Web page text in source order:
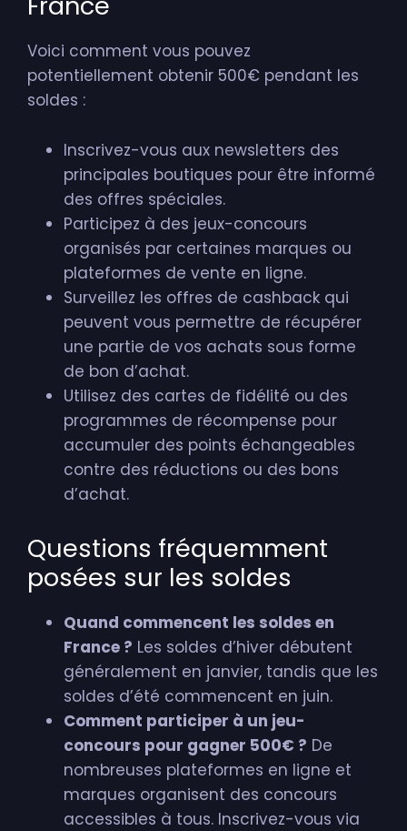
Voici comment vous pouvez
potentiellement obtenir 500€ pendant les
soldes :
Inscrivez-vous aux newsletters des
principales boutiques pour être informé
des offres spéciales.
Participez à des jeux-concours
organisés par certaines marques ou
plateformes de vente en ligne.
Surveillez les offres de cashback qui
peuvent vous permettre de récupérer
une partie de vos achats sous forme
de bon d’achat.
Utilisez des cartes de fidélité ou des
programmes de récompense pour
accumuler des points échangeables
contre des réductions ou des bons
d’achat.
Questions fréquemment
posées sur les soldes
Quand commencent les soldes en
France ? Les soldes d’hiver débutent
généralement en janvier, tandis que les
soldes d’été commencent en juin.
Comment participer à un jeu-
concours pour gagner 500€ ? De
nombreuses plateformes en ligne et
marques organisent des concours
accessibles à tous. Inscrivez-vous via